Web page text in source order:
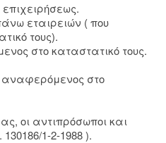
επιχειρήσεως.
εταιρειών ( που
τους).
στο καταστατικό τους.
αναφερόμενος στο
οι αντιπρόσωποι και
1-2-1988 ).